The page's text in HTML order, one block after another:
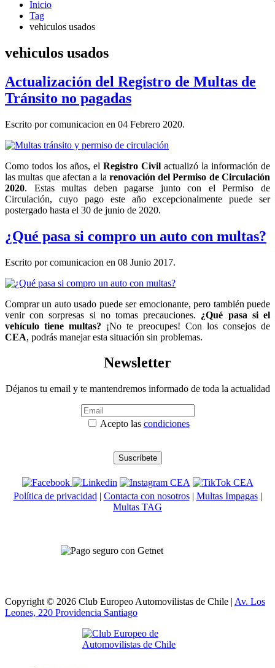
Inicio
Tag
vehiculos usados
vehiculos usados
Actualización del Registro de Multas de
Tránsito no pagadas
Escrito por comunicacion en 04 Febrero 2020.
Como todos los años, el Registro Civil actualizó la información de
las multas que afectan a la renovación del Permiso de Circulación
2020. Estas multas deben pagarse junto con el Permiso de
Circulación, cuyo pago este año excepcionalmente puede ser
postergado hasta el 30 de junio de 2020.
¿Qué pasa si compro un auto con multas?
Escrito por comunicacion en 08 Junio 2017.
Comprar un auto usado puede ser emocionante, pero también puede
venir con sorpresas si no tomas precauciones. ¿Qué pasa si el
vehículo tiene multas? ¡No te preocupes! Con los consejos de
CEA, podrás manejar esta situación sin problemas.
Newsletter
Déjanos tu email y te mantendremos informado de toda la actualidad
Acepto las condiciones
Política de privacidad | Contacta con nosotros| Multas Impagas|
Multas TAG
Copyright © 2026 Club Europeo Automovilistas de Chile | Av. Los
Leones, 220 Providencia Santiago